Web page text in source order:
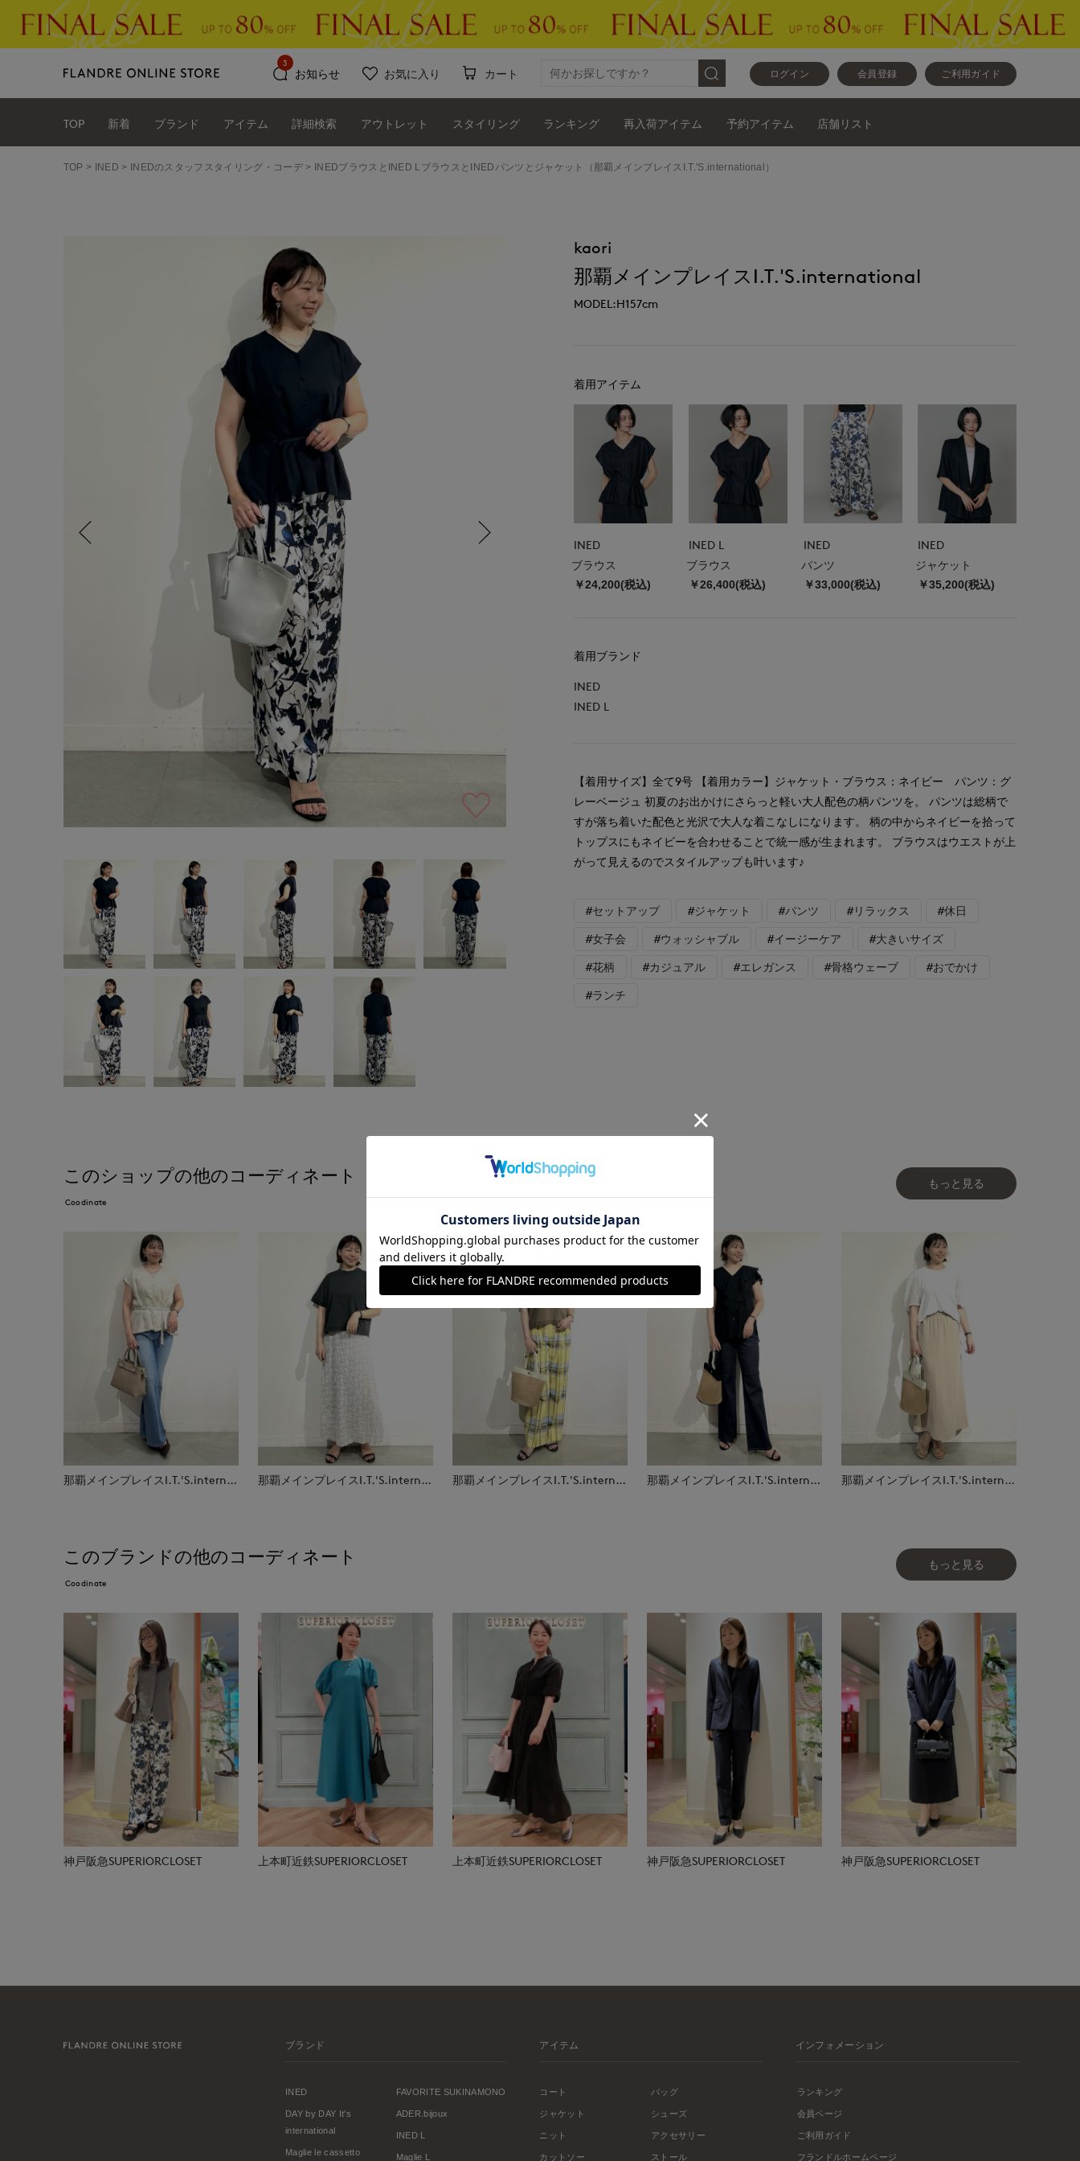
ログイン 会員登録 ご利用ガイド
お知らせ
3
お気に入り カート
TOP 新着 ブランド アイテム 詳細検索 アウトレット スタイリング ランキング 再入荷アイテム 予約アイテム 店舗リスト
TOP INED INEDのスタッフスタイリング・コーデ INEDブラウスとINED LブラウスとINEDパンツとジャケット（那覇メインプレイスI.T.'S.international）
kaori
那覇メインプレイスI.T.'S.international
MODEL:H157cm
着用アイテム
INED
ブラウス
￥24,200(税込)
INED L
ブラウス
￥26,400(税込)
INED
パンツ
￥33,000(税込)
INED
ジャケット
￥35,200(税込)
着用ブランド
INED
INED L
【着用サイズ】全て9号 【着用カラー】ジャケット・ブラウス：ネイビー パンツ：グ
レーベージュ 初夏のお出かけにさらっと軽い大人配色の柄パンツを。 パンツは総柄で
すが落ち着いた配色と光沢で大人な着こなしになります。 柄の中からネイビーを拾って
トップスにもネイビーを合わせることで統一感が生まれます。 ブラウスはウエストが上
がって見えるのでスタイルアップも叶います♪
#セットアップ #ジャケット #パンツ #リラックス #休日
#女子会 #ウォッシャブル #イージーケア #大きいサイズ
#花柄 #カジュアル #エレガンス #骨格ウェーブ #おでかけ
#ランチ
このショップの他のコーディネート
Coodinate
もっと見る
那覇メインプレイスI.T.'S.international 那覇メインプレイスI.T.'S.international 那覇メインプレイスI.T.'S.international 那覇メインプレイスI.T.'S.international 那覇メインプレイスI.T.'S.international
このブランドの他のコーディネート
Coodinate
もっと見る
神戸阪急SUPERIORCLOSET 上本町近鉄SUPERIORCLOSET 上本町近鉄SUPERIORCLOSET 神戸阪急SUPERIORCLOSET 神戸阪急SUPERIORCLOSET
ブランド
INED
DAY by DAY It's
international
Maglie le cassetto
FAVORITE SUKINAMONO
ADER.bijoux
INED L
Maglie L
アイテム
コート
ジャケット
ニット
カットソー
バッグ
シューズ
アクセサリー
ストール
インフォメーション
ランキング
会員ページ
ご利用ガイド
フランドルホームページ